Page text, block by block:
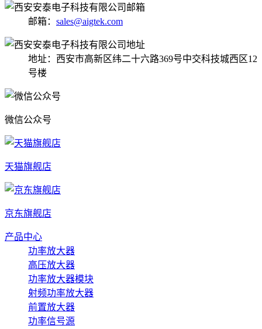
邮箱： sales@aigtek.com
地址：西安市高新区纬二十六路369号中交科技城西区12
号楼
微信公众号
天猫旗舰店
京东旗舰店
产品中心
功率放大器
高压放大器
功率放大器模块
射频功率放大器
前置放大器
功率信号源